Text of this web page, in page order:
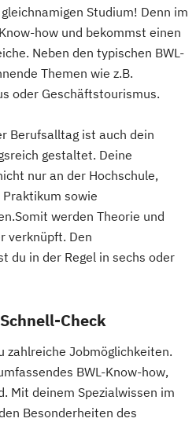
Studium! Denn im
how und bekommst einen
Neben den typischen BWL-
Themen wie z.B.
oder Geschäftstourismus.
Berufsalltag ist auch dein
gestaltet. Deine
nur an der Hochschule,
sowie
werden Theorie und
verknüpft. Den
du in der Regel in sechs oder
Check
zahlreiche Jobmöglichkeiten.
BWL-Know-how,
Mit deinem Spezialwissen im
Besonderheiten des